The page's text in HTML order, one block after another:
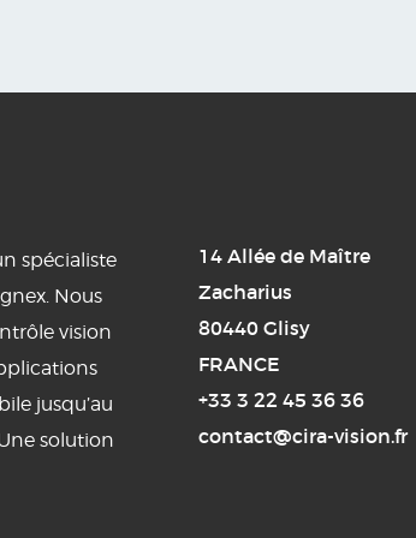
spécialiste
Nous
vision
jusqu’au
solution
14 Allée de Maître
Zacharius
80440 Glisy
FRANCE
+33 3 22 45 36 36
contact@cira-vision.fr